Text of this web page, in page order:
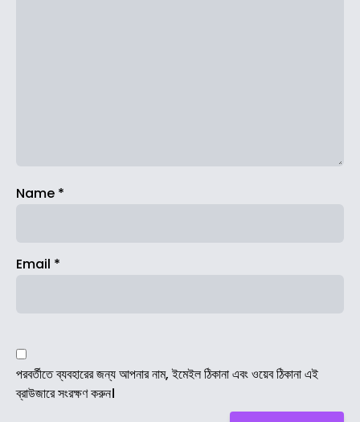
Name *
Email *
পরবর্তীতে ব্যবহারের জন্য আপনার নাম, ইমেইল ঠিকানা এবং ওয়েব ঠিকানা এই
ব্রাউজারে সংরক্ষণ করুন।